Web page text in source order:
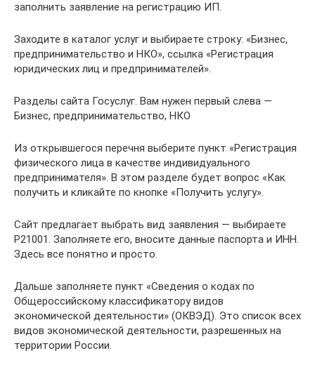
заполнить заявление на регистрацию ИП.
Заходите в каталог услуг и выбираете строку: «Бизнес,
предпринимательство и НКО», ссылка «Регистрация
юридических лиц и предпринимателей».
Разделы сайта Госуслуг. Вам нужен первый слева —
Бизнес, предпринимательство, НКО
Из открывшегося перечня выберите пункт «Регистрация
физического лица в качестве индивидуального
предпринимателя». В этом разделе будет вопрос «Как
получить и кликайте по кнопке «Получить услугу».
Сайт предлагает выбрать вид заявления — выбираете
Р21001. Заполняете его, вносите данные паспорта и ИНН.
Здесь все понятно и просто.
Дальше заполняете пункт «Сведения о кодах по
Общероссийскому классификатору видов
экономической деятельности» (ОКВЭД). Это список всех
видов экономической деятельности, разрешенных на
территории России.